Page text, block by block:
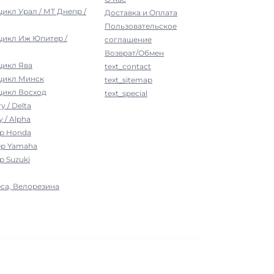
Урал / МТ Днепр /
Иж Юпитер /
Ява
Минск
Восход
/ Delta
/ Alpha
Honda
Yamaha
Suzuki
Велорезина
Доставка и Оплата
Пользовательское
соглашение
Возврат/Обмен
text_contact
text_sitemap
text_special